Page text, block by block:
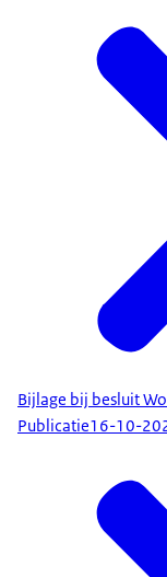
Bijlage bij besluit
Publicatie16-10-